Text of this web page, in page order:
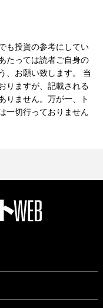
も投資の参考にしてい
たっては読者ご自身の
、お願い致します。 当
りますが、記載される
りません。万が一、ト
一切行っておりません